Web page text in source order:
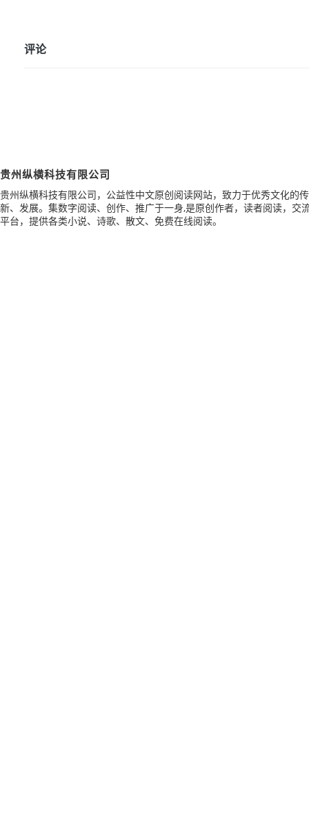
评论
贵州纵横科技有限公司
贵州纵横科技有限公司，公益性中文原创阅读网站，致力于优秀文化的
新、发展。集数字阅读、创作、推广于一身,是原创作者，读者阅读，交
平台，提供各类小说、诗歌、散文、免费在线阅读。